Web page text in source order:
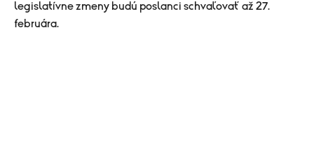
legislatívne zmeny budú poslanci schvaľovať až 27.
februára.